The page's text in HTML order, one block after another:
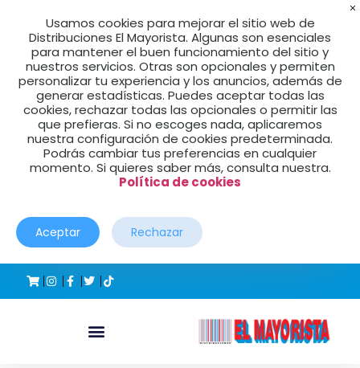
Usamos cookies para mejorar el sitio web de
Distribuciones El Mayorista. Algunas son esenciales
para mantener el buen funcionamiento del sitio y
nuestros servicios. Otras son opcionales y permiten
personalizar tu experiencia y los anuncios, además de
generar estadísticas. Puedes aceptar todas las
cookies, rechazar todas las opcionales o permitir las
que prefieras. Si no escoges nada, aplicaremos
nuestra configuración de cookies predeterminada.
Podrás cambiar tus preferencias en cualquier
momento. Si quieres saber más, consulta nuestra.
Política de cookies
Aceptar Rechazar